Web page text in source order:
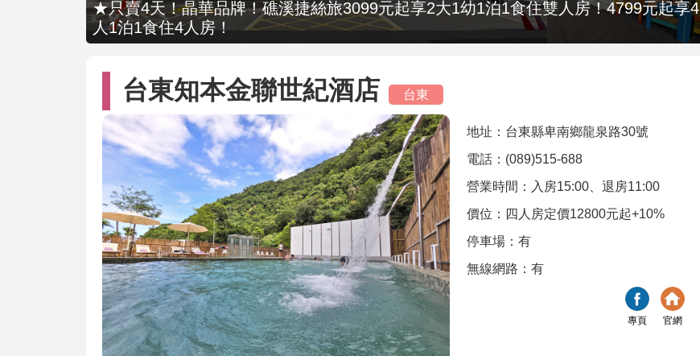
★只賣4天！晶華品牌！礁溪捷絲旅3099元起享2大1幼1泊1食住雙人房！4799元起享4
人1泊1食住4人房！
台東知本金聯世紀酒店 台東
地址：台東縣卑南鄉龍泉路30號
電話：(089)515-688
營業時間：入房15:00、退房11:00
價位：四人房定價12800元起+10%
停車場：有
無線網路：有
專頁 官網